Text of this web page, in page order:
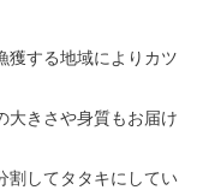
獲する地域によりカツ
大きさや身質もお届け
割してタタキにしてい